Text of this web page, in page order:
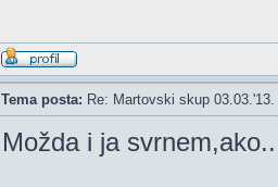
Tema posta: Re: Martovski skup
Možda i ja svrnem,ako..